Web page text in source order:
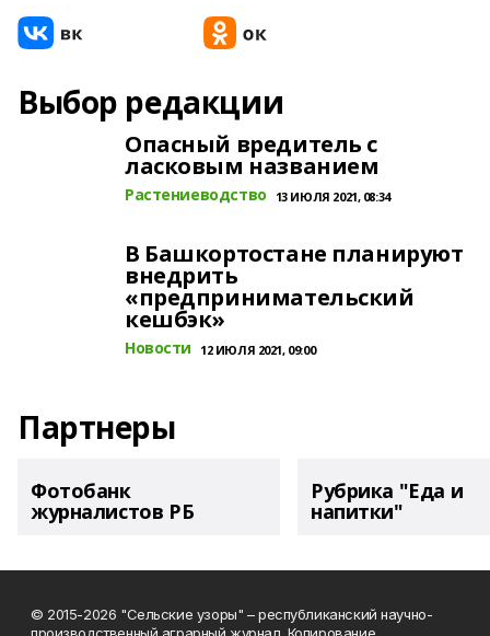
Выбор редакции
Опасный вредитель с
ласковым названием
Растениеводство 13 ИЮЛЯ 2021, 08:34
В Башкортостане планируют
внедрить
«предпринимательский
кешбэк»
Новости 12 ИЮЛЯ 2021, 09:00
Партнеры
Фотобанк
журналистов РБ
Рубрика "Еда и
напитки"
© 2015-2026 "Сельские узоры" – республиканский научно-